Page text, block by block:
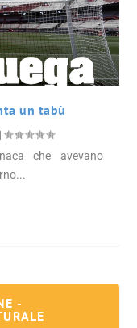
un tabù
|
che avevano
-